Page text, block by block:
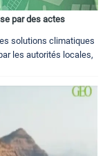
par des actes
solutions climatiques
les autorités locales,